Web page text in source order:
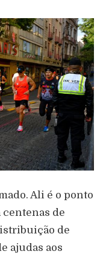
Ali é o ponto
centenas de
de
ajudas aos